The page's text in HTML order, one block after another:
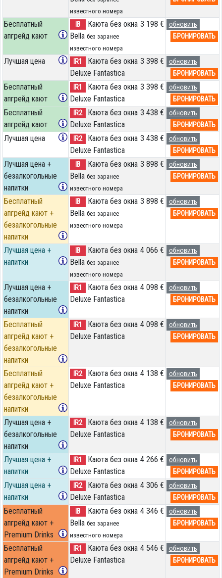
известного номера
Бесплатный
апгрейд кают
IB
Каюта без окна
Bella без заранее
известного номера
3 198 €
обновить
БРОНИРОВАТЬ
Лучшая цена IR1
Каюта без окна
Deluxe Fantastica
3 398 €
обновить
БРОНИРОВАТЬ
Бесплатный
апгрейд кают
IR1
Каюта без окна
Deluxe Fantastica
3 398 €
обновить
БРОНИРОВАТЬ
Бесплатный
апгрейд кают
IR2
Каюта без окна
Deluxe Fantastica
3 438 €
обновить
БРОНИРОВАТЬ
Лучшая цена IR2
Каюта без окна
Deluxe Fantastica
3 438 €
обновить
БРОНИРОВАТЬ
Лучшая цена +
безалкогольные
напитки
IB
Каюта без окна
Bella без заранее
известного номера
3 898 €
обновить
БРОНИРОВАТЬ
Бесплатный
апгрейд кают +
безалкогольные
напитки
IB
Каюта без окна
Bella без заранее
известного номера
3 898 €
обновить
БРОНИРОВАТЬ
Лучшая цена +
напитки
IB
Каюта без окна
Bella без заранее
известного номера
4 066 €
обновить
БРОНИРОВАТЬ
Лучшая цена +
безалкогольные
напитки
IR1
Каюта без окна
Deluxe Fantastica
4 098 €
обновить
БРОНИРОВАТЬ
Бесплатный
апгрейд кают +
безалкогольные
напитки
IR1
Каюта без окна
Deluxe Fantastica
4 098 €
обновить
БРОНИРОВАТЬ
Бесплатный
апгрейд кают +
безалкогольные
напитки
IR2
Каюта без окна
Deluxe Fantastica
4 138 €
обновить
БРОНИРОВАТЬ
Лучшая цена +
безалкогольные
напитки
IR2
Каюта без окна
Deluxe Fantastica
4 138 €
обновить
БРОНИРОВАТЬ
Лучшая цена +
напитки
IR1
Каюта без окна
Deluxe Fantastica
4 266 €
обновить
БРОНИРОВАТЬ
Лучшая цена +
напитки
IR2
Каюта без окна
Deluxe Fantastica
4 306 €
обновить
БРОНИРОВАТЬ
Бесплатный
апгрейд кают +
Premium Drinks
IB
Каюта без окна
Bella без заранее
известного номера
4 346 €
обновить
БРОНИРОВАТЬ
Бесплатный
апгрейд кают +
Premium Drinks
IR1
Каюта без окна
Deluxe Fantastica
4 546 €
обновить
БРОНИРОВАТЬ